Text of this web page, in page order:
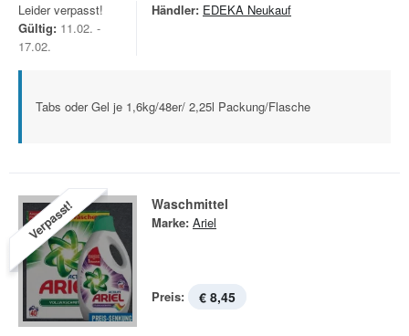
Leider verpasst!
Gültig: 11.02. -
17.02.
Händler: EDEKA Neukauf
Tabs oder Gel je 1,6kg/48er/ 2,25l Packung/Flasche
Verpasst! Waschmittel
Marke: Ariel
Preis: € 8,45